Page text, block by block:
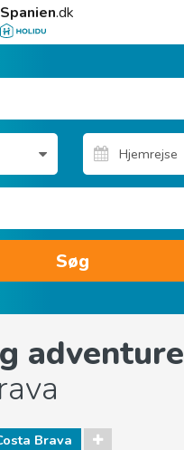
.dk
Søg
adventure
Brava